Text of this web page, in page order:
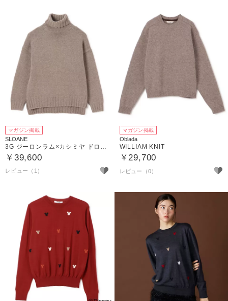
マガジン掲載
SLOANE
3G ジーロンラム×カシミヤ ドロップショルダー
￥39,600
レビュー（1）
マガジン掲載
Oblada
WILLIAM KNIT
￥29,700